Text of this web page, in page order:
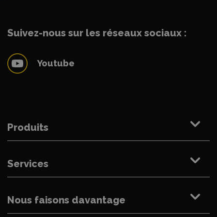
Suivez-nous sur les réseaux sociaux :
Youtube
Produits
Services
Nous faisons davantage